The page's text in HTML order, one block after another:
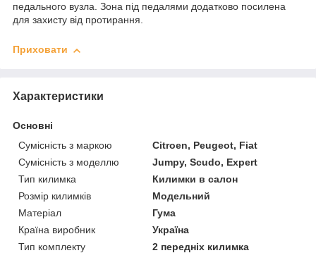
педального вузла. Зона під педалями додатково посилена
для захисту від протирання.
Приховати
Характеристики
Основні
Сумісність з маркою
Citroen, Peugeot, Fiat
Сумісність з моделлю
Jumpy, Scudo, Expert
Тип килимка
Килимки в салон
Розмір килимків
Модельний
Матеріал
Гума
Країна виробник
Україна
Тип комплекту
2 передніх килимка